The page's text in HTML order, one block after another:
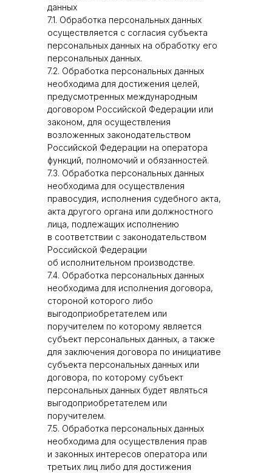
данных
7.1. Обработка персональных данных
осуществляется с согласия субъекта
персональных данных на обработку его
персональных данных.
7.2. Обработка персональных данных
необходима для достижения целей,
предусмотренных международным
договором Российской Федерации или
законом, для осуществления
возложенных законодательством
Российской Федерации на оператора
функций, полномочий и обязанностей.
7.3. Обработка персональных данных
необходима для осуществления
правосудия, исполнения судебного акта,
акта другого органа или должностного
лица, подлежащих исполнению
в соответствии с законодательством
Российской Федерации
об исполнительном производстве.
7.4. Обработка персональных данных
необходима для исполнения договора,
стороной которого либо
выгодоприобретателем или
поручителем по которому является
субъект персональных данных, а также
для заключения договора по инициативе
субъекта персональных данных или
договора, по которому субъект
персональных данных будет являться
выгодоприобретателем или
поручителем.
7.5. Обработка персональных данных
необходима для осуществления прав
и законных интересов оператора или
третьих лиц либо для достижения